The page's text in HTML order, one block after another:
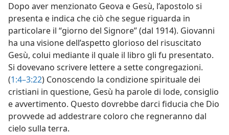
Dopo aver menzionato Geova e Gesù, l’apostolo si
presenta e indica che ciò che segue riguarda in
particolare il “giorno del Signore” (dal 1914). Giovanni
ha una visione dell’aspetto glorioso del risuscitato
Gesù, colui mediante il quale il libro gli fu presentato.
Si dovevano scrivere lettere a sette congregazioni.
(1:4–3:22) Conoscendo la condizione spirituale dei
cristiani in questione, Gesù ha parole di lode, consiglio
e avvertimento. Questo dovrebbe darci fiducia che Dio
provvede ad addestrare coloro che regneranno dal
cielo sulla terra.